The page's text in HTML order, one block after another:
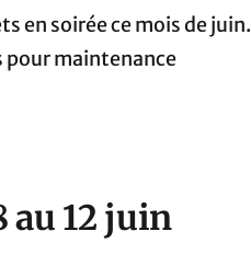
en soirée ce mois de juin.
pour maintenance
au 12 juin